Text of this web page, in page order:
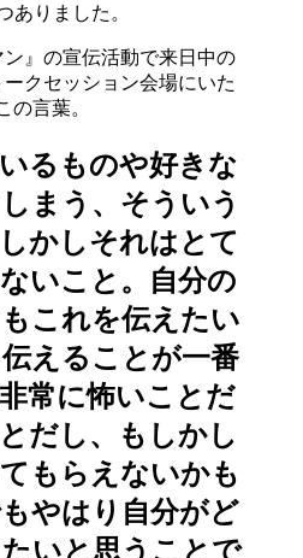
ありました。
』の宣伝活動で来日中の
クセッション会場にいた
の言葉。
るものや好きな
まう、そういう
かしそれはとて
いこと。自分の
これを伝えたい
えることが一番
常に怖いことだ
だし、もしかし
もらえないかも
やはり自分がど
いと思うことで